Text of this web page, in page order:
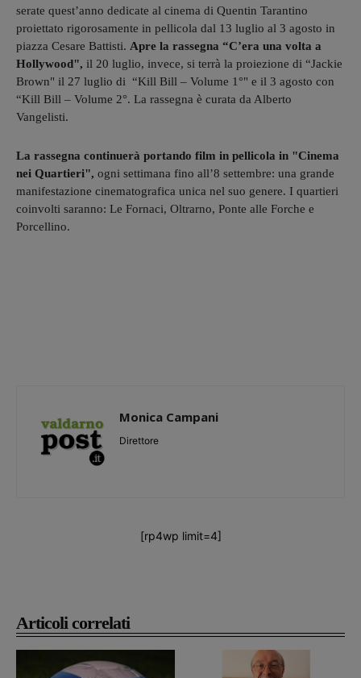
Articoli correlati
serate quest’anno dedicate al cinema di Quentin Tarantino
proiettato rigorosamente in pellicola dal 13 luglio al 3 agosto in
piazza Cesare Battisti. Apre la rassegna “C’era una volta a
Hollywood", il 20 luglio, invece, si terrà la proiezione di “Jackie
Brown" il 27 luglio di “Kill Bill – Volume 1°" e il 3 agosto con
“Kill Bill – Volume 2°. La rassegna è curata da Alberto
Vangelisti.
La rassegna continuerà portando film in pellicola in "Cinema
nei Quartieri", ogni settimana fino all’8 settembre: una grande
manifestazione cinematografica unica nel suo genere. I quartieri
coinvolti saranno: Le Fornaci, Oltrarno, Ponte alle Forche e
Porcellino.
Monica Campani
Direttore
[rp4wp limit=4]